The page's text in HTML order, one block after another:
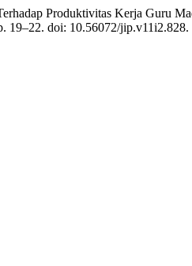
Produktivitas Kerja Guru
19–22. doi: 10.56072/jip.v11i2.828.